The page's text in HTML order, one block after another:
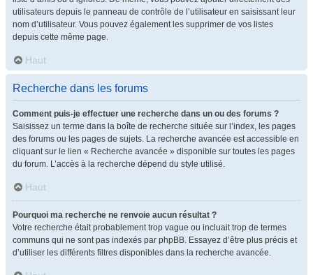
utilisateurs depuis le panneau de contrôle de l’utilisateur en saisissant leur
nom d’utilisateur. Vous pouvez également les supprimer de vos listes
depuis cette même page.
Haut
Recherche dans les forums
Comment puis-je effectuer une recherche dans un ou des forums ?
Saisissez un terme dans la boîte de recherche située sur l’index, les pages
des forums ou les pages de sujets. La recherche avancée est accessible en
cliquant sur le lien « Recherche avancée » disponible sur toutes les pages
du forum. L’accès à la recherche dépend du style utilisé.
Haut
Pourquoi ma recherche ne renvoie aucun résultat ?
Votre recherche était probablement trop vague ou incluait trop de termes
communs qui ne sont pas indexés par phpBB. Essayez d’être plus précis et
d’utiliser les différents filtres disponibles dans la recherche avancée.